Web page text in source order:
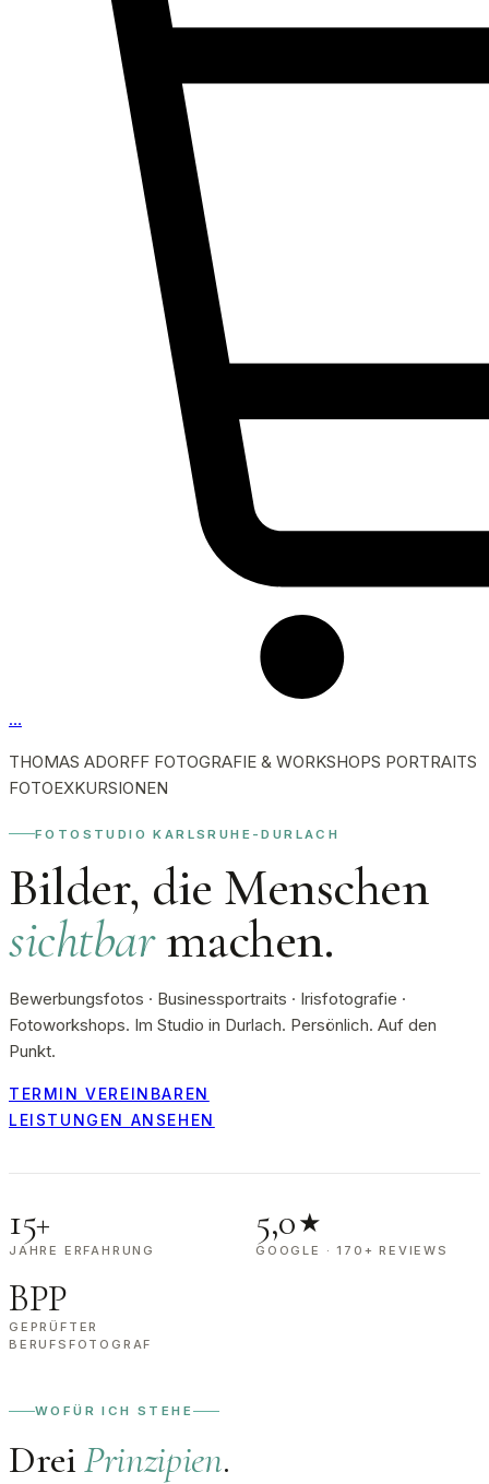
…
THOMAS ADORFF FOTOGRAFIE & WORKSHOPS PORTRAITS
FOTOEXKURSIONEN
FOTOSTUDIO KARLSRUHE-DURLACH
Bilder, die Menschen
sichtbarmachen.
Bewerbungsfotos · Businessportraits · Irisfotografie ·
Fotoworkshops. Im Studio in Durlach. Persönlich. Auf den
Punkt.
TERMIN VEREINBAREN
LEISTUNGEN ANSEHEN
15+
JAHRE ERFAHRUNG
5,0★
GOOGLE · 170+ REVIEWS
BPP
GEPRÜFTER
BERUFSFOTOGRAF
WOFÜR ICH STEHE
DreiPrinzipien.